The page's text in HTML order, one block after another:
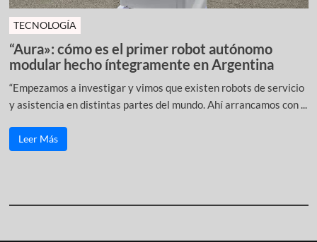
TECNOLOGÍA
“Aura»: cómo es el primer robot autónomo
modular hecho íntegramente en Argentina
“Empezamos a investigar y vimos que existen robots de servicio
y asistencia en distintas partes del mundo. Ahí arrancamos con ...
Leer Más